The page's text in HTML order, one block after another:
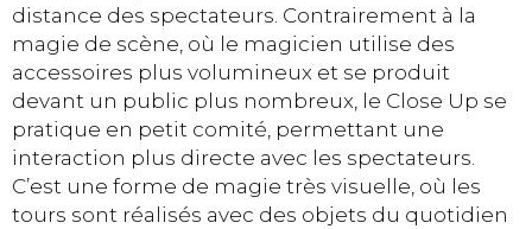
distance des spectateurs. Contrairement à la
magie de scène, où le magicien utilise des
accessoires plus volumineux et se produit
devant un public plus nombreux, le Close Up se
pratique en petit comité, permettant une
interaction plus directe avec les spectateurs.
C’est une forme de magie très visuelle, où les
tours sont réalisés avec des objets du quotidien